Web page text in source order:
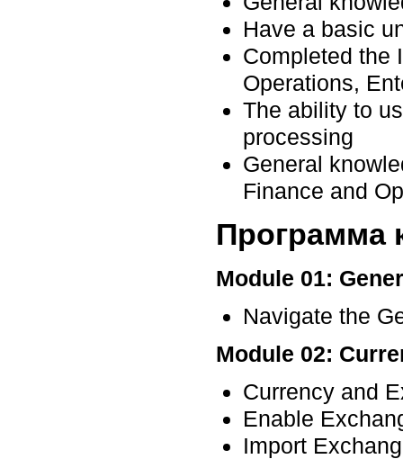
Have a basic
Completed the
Operations,
The ability to
processing
General
Finance and
Программа
Module 01:
Navigate the
Module 02:
Currency and
Enable
Import